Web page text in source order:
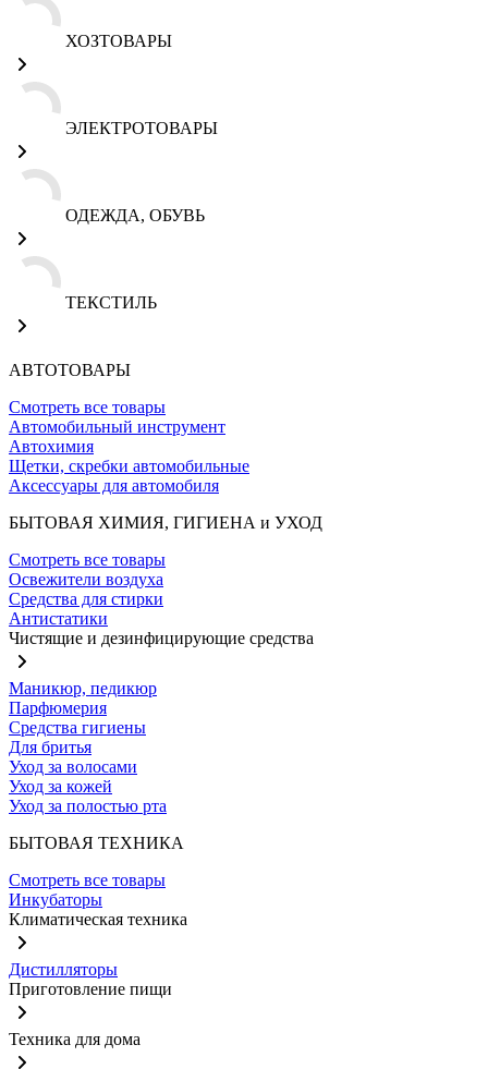
ХОЗТОВАРЫ
ЭЛЕКТРОТОВАРЫ
ОДЕЖДА, ОБУВЬ
ТЕКСТИЛЬ
АВТОТОВАРЫ
Смотреть все товары
Автомобильный инструмент
Автохимия
Щетки, скребки автомобильные
Аксессуары для автомобиля
БЫТОВАЯ ХИМИЯ, ГИГИЕНА и УХОД
Смотреть все товары
Освежители воздуха
Средства для стирки
Антистатики
Чистящие и дезинфицирующие средства
Маникюр, педикюр
Парфюмерия
Средства гигиены
Для бритья
Уход за волосами
Уход за кожей
Уход за полостью рта
БЫТОВАЯ ТЕХНИКА
Смотреть все товары
Инкубаторы
Климатическая техника
Дистилляторы
Приготовление пищи
Техника для дома